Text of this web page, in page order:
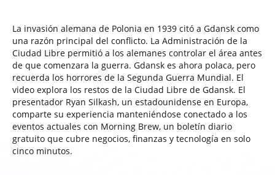
La invasión alemana de Polonia en 1939 citó a Gdansk como
una razón principal del conflicto. La Administración de la
Ciudad Libre permitió a los alemanes controlar el área antes
de que comenzara la guerra. Gdansk es ahora polaca, pero
recuerda los horrores de la Segunda Guerra Mundial. El
video explora los restos de la Ciudad Libre de Gdansk. El
presentador Ryan Silkash, un estadounidense en Europa,
comparte su experiencia manteniéndose conectado a los
eventos actuales con Morning Brew, un boletín diario
gratuito que cubre negocios, finanzas y tecnología en solo
cinco minutos.